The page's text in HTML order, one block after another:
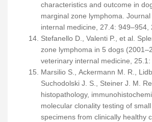
characteristics and outcome in
marginal zone lymphoma.
internal medicine, 27.4: 949–954,
Stefanello D., Valenti P., et al.
zone lymphoma in 5 dogs
veterinary internal medicine,
Marsilio S., Ackermann M. R.,
Suchodolski J. S., Steiner J. M.
histopathology,
molecular clonality testing of
specimens from clinically healthy